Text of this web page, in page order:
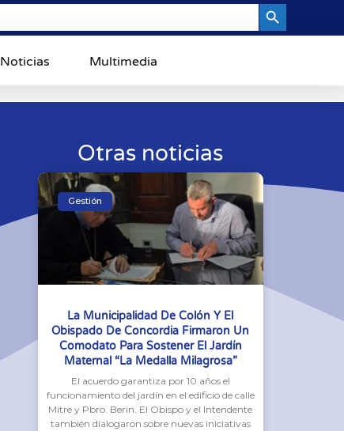
Noticias Multimedia
Otras noticias
Gestión
La Municipalidad De Colón Y El
Obispado De Concordia Firmaron Un
Comodato Para Sostener El Jardín
Maternal “La Medalla Milagrosa”
El acuerdo garantiza por 10 años el
funcionamiento del jardín en el edificio de calle
Mitre y Pbro. Berin. El Obispo y el Intendente
también dialogaron sobre nuevas iniciativas